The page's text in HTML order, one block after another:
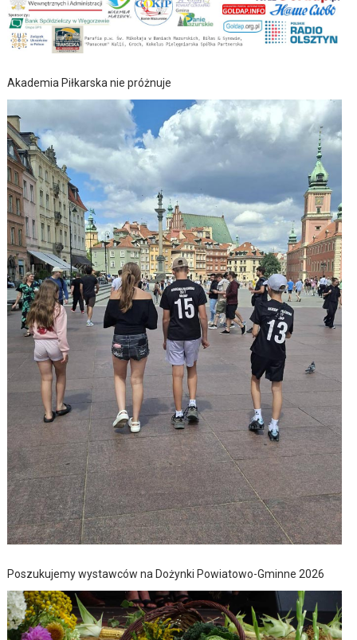
Akademia Piłkarska nie próżnuje
Poszukujemy wystawców na Dożynki Powiatowo-Gminne 2026